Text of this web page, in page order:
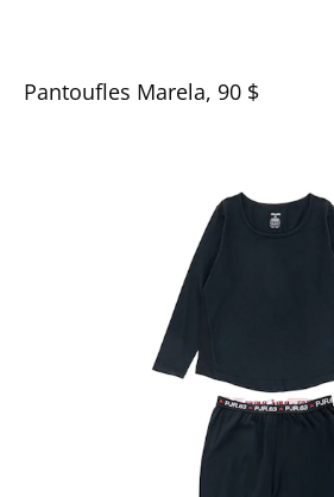
Pantoufles Marela, 90 $